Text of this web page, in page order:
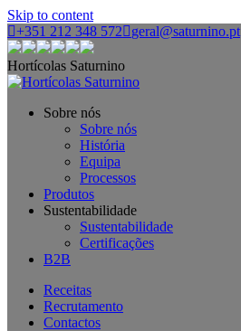
Skip to content
+351 212 348 572
geral@saturnino.pt
Hortícolas Saturnino
Sobre nós
Sobre nós
História
Equipa
Processos
Produtos
Sustentabilidade
Sustentabilidade
Certificações
B2B
Receitas
Recrutamento
Contactos